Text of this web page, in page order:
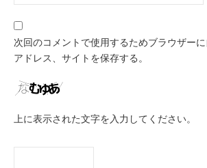
次回のコメントで使用するためブラウザー
アドレス、サイトを保存する。
上に表示された文字を入力してください。